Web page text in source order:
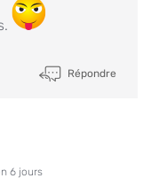
Répondre
6 jours